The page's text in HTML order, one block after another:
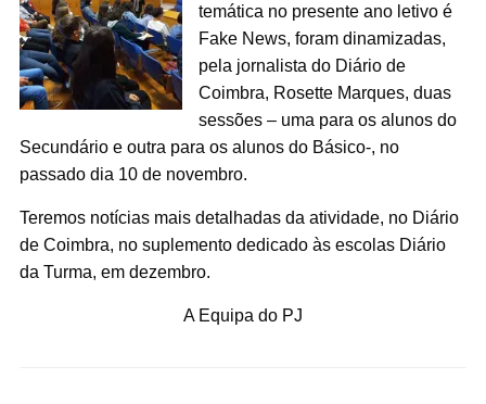
temática no presente ano letivo é
Fake News, foram dinamizadas,
pela jornalista do Diário de
Coimbra, Rosette Marques, duas
sessões – uma para os alunos do
Secundário e outra para os alunos do Básico-, no
passado dia 10 de novembro.
Teremos notícias mais detalhadas da atividade, no Diário
de Coimbra, no suplemento dedicado às escolas Diário
da Turma, em dezembro.
A Equipa do PJ